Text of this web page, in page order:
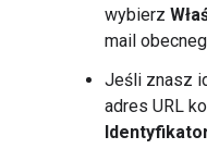
wybierz
mail
Jeśli znasz
adres URL